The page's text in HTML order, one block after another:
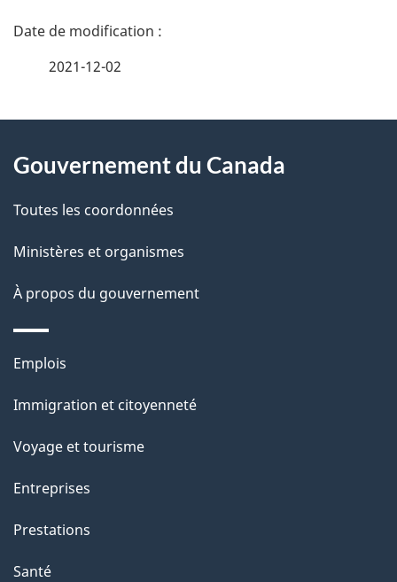
D
i
l
s
d
e
l
a
p
a
g
e
2021-12-02
propos
de
ce
site
Gouvernement du Canada
Toutes les coordonnées
Ministères et organismes
À propos du gouvernement
Thèmes
sujets
Emplois
Immigration et citoyenneté
Voyage et tourisme
Entreprises
Prestations
Santé